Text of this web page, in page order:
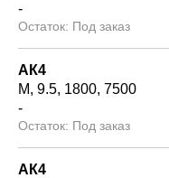
-
Под заказ
АК4
М 9.5 1800 7500
-
Под заказ
АК4